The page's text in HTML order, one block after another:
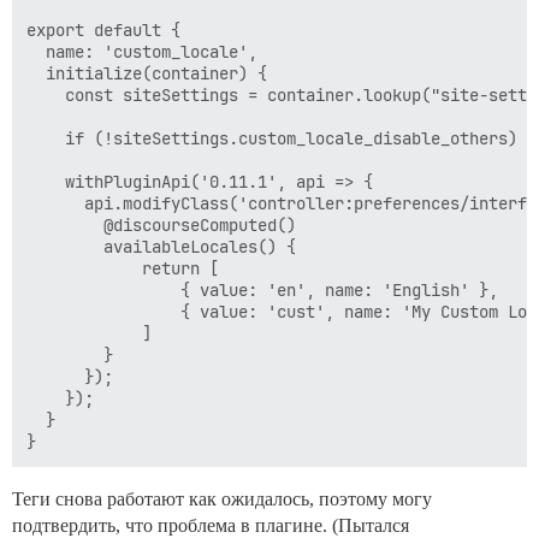
export default {
  name: 'custom_locale',
  initialize(container) {
const siteSettings = container.lookup("site-
if (!siteSettings.custom_locale_disable_others)
    withPluginApi('0.11.1', api => {
api.modifyClass('controller:preferences/
        @discourseComputed()
        availableLocales() {
            return [
                { value: 'en', name: 'English' },
{ value: 'cust', name: 'My Custom
            ]
        }
      });
    });
  }
Теги снова работают как ожидалось, поэтому могу
подтвердить, что проблема в плагине. (Пытался